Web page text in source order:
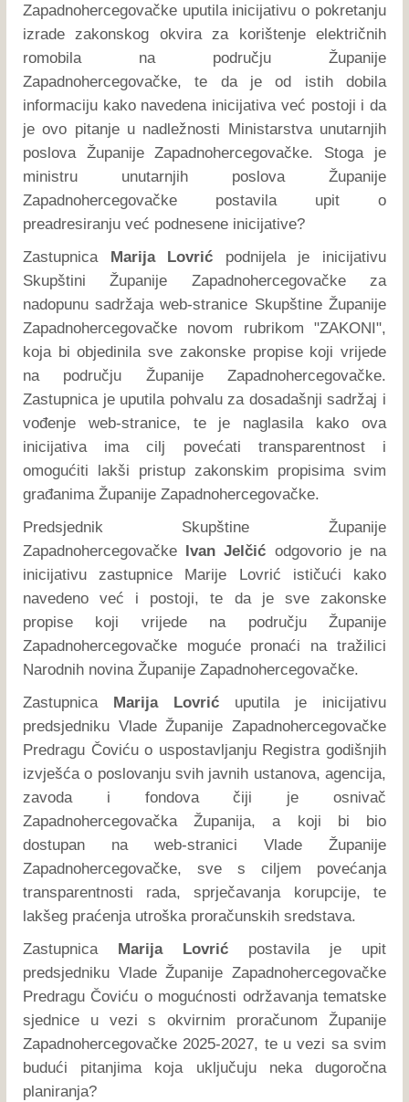
Zapadnohercegovačke uputila inicijativu o pokretanju
izrade zakonskog okvira za korištenje električnih
romobila na području Županije
Zapadnohercegovačke, te da je od istih dobila
informaciju kako navedena inicijativa već postoji i da
je ovo pitanje u nadležnosti Ministarstva unutarnjih
poslova Županije Zapadnohercegovačke. Stoga je
ministru unutarnjih poslova Županije
Zapadnohercegovačke postavila upit o
preadresiranju već podnesene inicijative?
Zastupnica Marija Lovrić podnijela je inicijativu
Skupštini Županije Zapadnohercegovačke za
nadopunu sadržaja web-stranice Skupštine Županije
Zapadnohercegovačke novom rubrikom "ZAKONI",
koja bi objedinila sve zakonske propise koji vrijede
na području Županije Zapadnohercegovačke.
Zastupnica je uputila pohvalu za dosadašnji sadržaj i
vođenje web-stranice, te je naglasila kako ova
inicijativa ima cilj povećati transparentnost i
omogućiti lakši pristup zakonskim propisima svim
građanima Županije Zapadnohercegovačke.
Predsjednik Skupštine Županije
Zapadnohercegovačke Ivan Jelčić odgovorio je na
inicijativu zastupnice Marije Lovrić ističući kako
navedeno već i postoji, te da je sve zakonske
propise koji vrijede na području Županije
Zapadnohercegovačke moguće pronaći na tražilici
Narodnih novina Županije Zapadnohercegovačke.
Zastupnica Marija Lovrić uputila je inicijativu
predsjedniku Vlade Županije Zapadnohercegovačke
Predragu Čoviću o uspostavljanju Registra godišnjih
izvješća o poslovanju svih javnih ustanova, agencija,
zavoda i fondova čiji je osnivač
Zapadnohercegovačka Županija, a koji bi bio
dostupan na web-stranici Vlade Županije
Zapadnohercegovačke, sve s ciljem povećanja
transparentnosti rada, sprječavanja korupcije, te
lakšeg praćenja utroška proračunskih sredstava.
Zastupnica
Marija Lovrić postavila je upit
predsjedniku Vlade Županije Zapadnohercegovačke
Predragu Čoviću o mogućnosti održavanja tematske
sjednice u vezi s okvirnim proračunom Županije
Zapadnohercegovačke 2025-2027, te u vezi sa svim
budući pitanjima koja uključuju neka dugoročna
planiranja?